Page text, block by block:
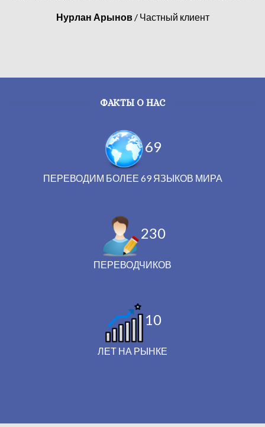
Нурлан Арынов / Частный клиент
ФАКТЫ О НАС
69
ПЕРЕВОДИМ БОЛЕЕ 69 ЯЗЫКОВ МИРА
230
ПЕРЕВОДЧИКОВ
10
ЛЕТ НА РЫНКЕ